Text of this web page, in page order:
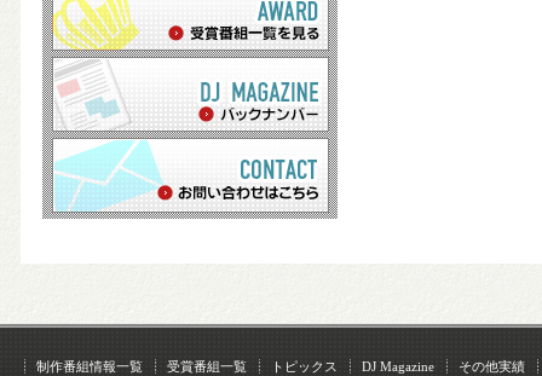
制作番組情報一覧 受賞番組一覧 トピックス DJ Magazine その他実績